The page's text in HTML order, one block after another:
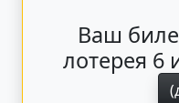
Ваш
лотерея 6